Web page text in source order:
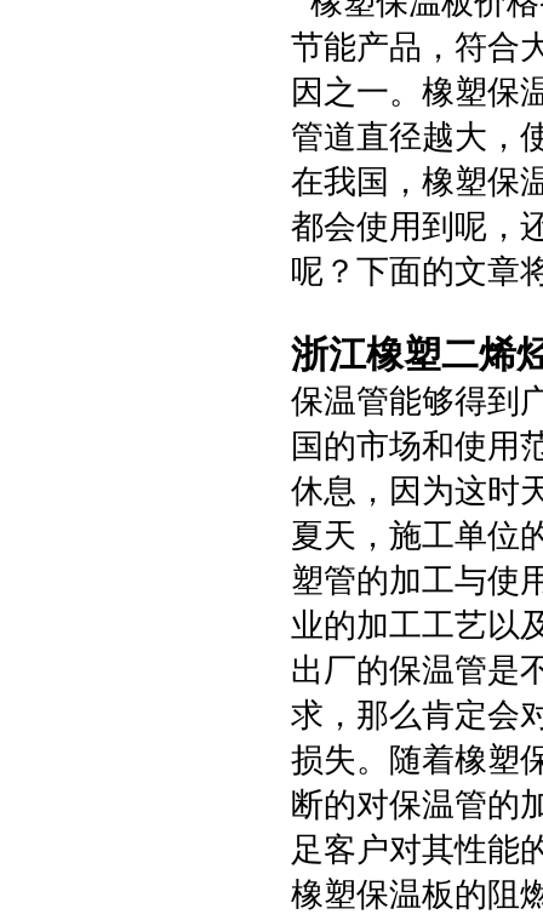
节能产品，符合
因之一。橡塑保
管道直径越大，
在我国，橡塑保
都会使用到呢，
呢？下面的文章
浙江橡塑二烯
保温管能够得到
国的市场和使用
休息，因为这时
夏天，施工单位
塑管的加工与使
业的加工工艺以
出厂的保温管是
求，那么肯定会
损失。随着橡塑
断的对保温管的
足客户对其性能
橡塑保温板的阻